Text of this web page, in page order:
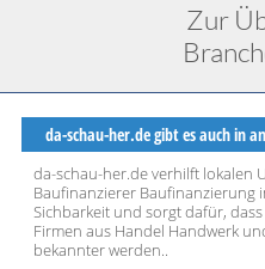
Zur
da-schau-her.de gibt es auch in
da-schau-her.de verhilft lokalen
Baufinanzierer Baufinanzierung
Sichbarkeit und sorgt dafür,
Firmen aus Handel Handwerk
bekannter werden..